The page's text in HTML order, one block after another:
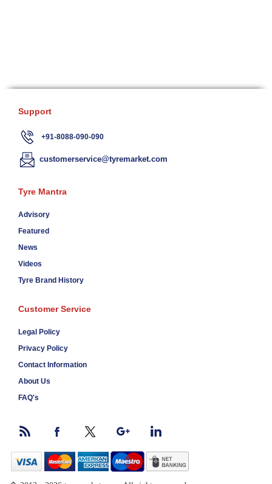
Support
+91-8088-090-090
customerservice@tyremarket.com
Tyre Mantra
Advisory
Featured
News
Videos
Tyre Brand History
Customer Service
Legal Policy
Privacy Policy
Contact Information
About Us
FAQ's